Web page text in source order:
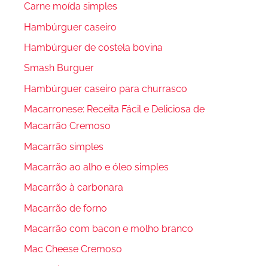
Carne moída simples
Hambúrguer caseiro
Hambúrguer de costela bovina
Smash Burguer
Hambúrguer caseiro para churrasco
Macarronese: Receita Fácil e Deliciosa de
Macarrão Cremoso
Macarrão simples
Macarrão ao alho e óleo simples
Macarrão à carbonara
Macarrão de forno
Macarrão com bacon e molho branco
Mac Cheese Cremoso